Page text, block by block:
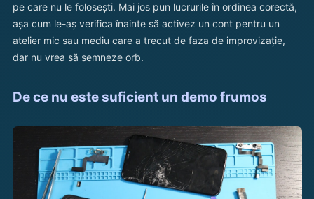
pe care nu le folosești. Mai jos pun lucrurile în ordinea corectă,
așa cum le-aș verifica înainte să activez un cont pentru un
atelier mic sau mediu care a trecut de faza de improvizație,
dar nu vrea să semneze orb.
De ce nu este suficient un demo frumos